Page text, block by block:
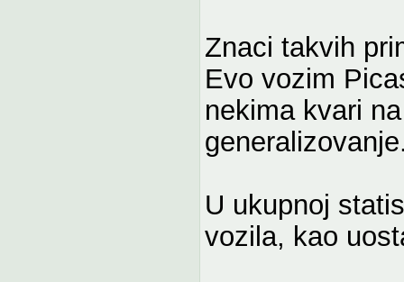
Znaci takvih
Evo vozim
nekima kvari
U ukupnoj
vozila, kao